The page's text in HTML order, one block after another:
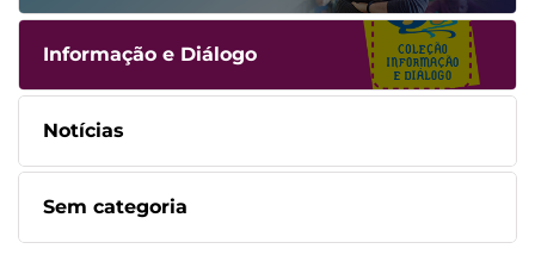
Informação e Diálogo
Notícias
Sem categoria